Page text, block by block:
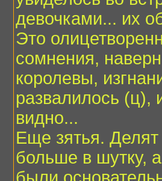
девочками... их
Это
сомнения,
королевы,
развалилось (ц),
видно...
Еще зятья.
больше в шутку,